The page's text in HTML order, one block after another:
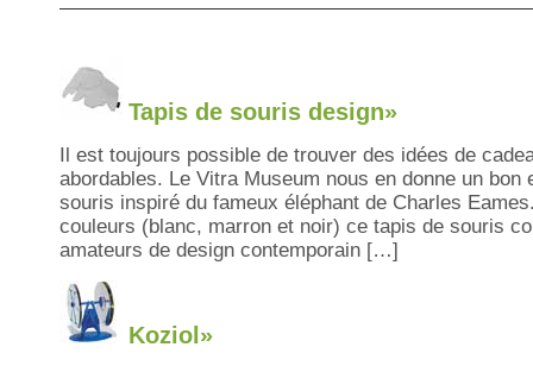
Tapis de souris design»
Il est toujours possible de trouver des idées de
abordables. Le Vitra Museum nous en donne un bon
souris inspiré du fameux éléphant de Charles
couleurs (blanc, marron et noir) ce tapis de souris
amateurs de design contemporain […]
Koziol»